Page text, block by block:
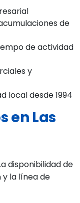
de
de actividad
y
local desde 1994
en Las
disponibilidad de
la línea de